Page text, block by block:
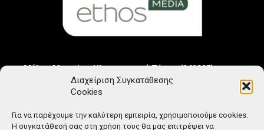
Διαχείριση Συγκατάθεσης
Cookies
Για να παρέχουμε την καλύτερη εμπειρία, χρησιμοποιούμε cookies.
Η συγκατάθεσή σας στη χρήση τους θα μας επιτρέψει να
Μέλος Μητρώου Ηλεκτρονικού Τύπου (242225)